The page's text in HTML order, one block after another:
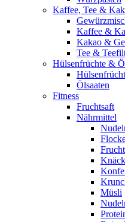
Kaffee, Tee &
Kaffee &
Kakao &
Tee &
Hülsenfrüchte &
Ölsaaten
Fitness
Fruchtsaft
Nährmittel
Müsli